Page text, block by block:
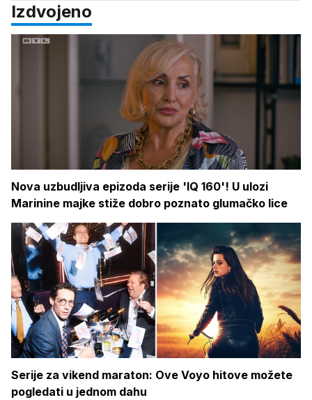
Izdvojeno
Nova uzbudljiva epizoda serije 'IQ 160'! U ulozi
Marinine majke stiže dobro poznato glumačko lice
Serije za vikend maraton: Ove Voyo hitove možete
pogledati u jednom dahu